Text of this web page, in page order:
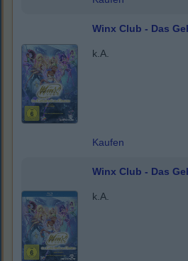
Winx Club - Das
k.A.
Kaufen
Winx Club - Das
k.A.